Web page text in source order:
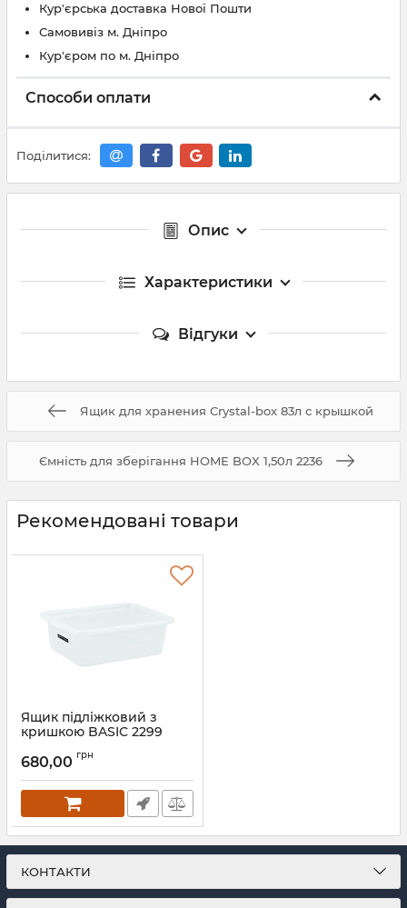
Кур'єрська доставка Нової Пошти
Самовивіз м. Дніпро
Кур'єром по м. Дніпро
Способи оплати
Поділитися:
Опис
Характеристики
Відгуки
Ящик для хранения Crystal-box 83л с крышкой
Ємність для зберігання HOME BOX 1,50л 2236
Рекомендовані товари
Ящик підліжковий з
кришкою BASIC 2299
680,00 грн
КОНТАКТИ